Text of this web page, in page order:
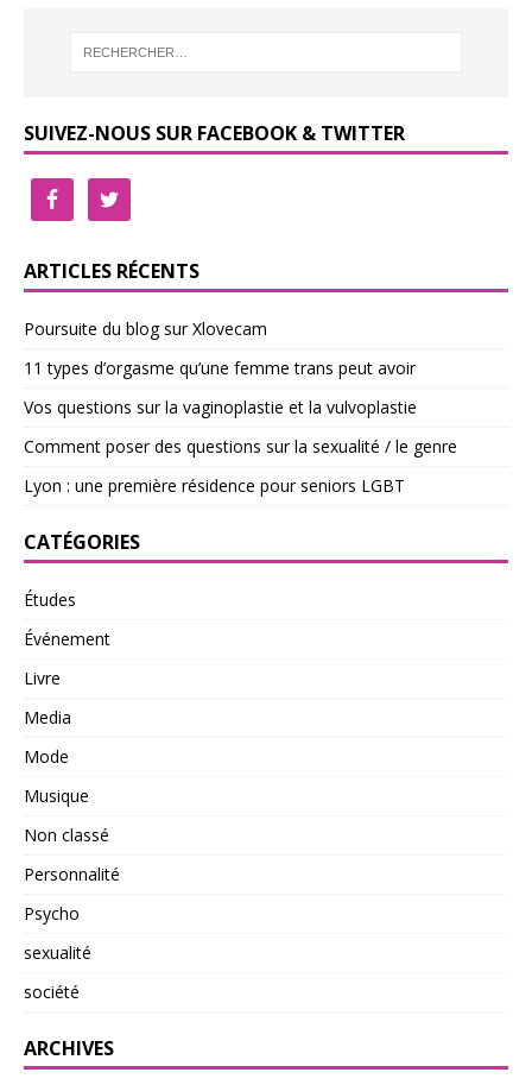
SUIVEZ-NOUS SUR FACEBOOK & TWITTER
ARTICLES RÉCENTS
Poursuite du blog sur Xlovecam
11 types d’orgasme qu’une femme trans peut avoir
Vos questions sur la vaginoplastie et la vulvoplastie
Comment poser des questions sur la sexualité / le genre
Lyon : une première résidence pour seniors LGBT
CATÉGORIES
Études
Événement
Livre
Media
Mode
Musique
Non classé
Personnalité
Psycho
sexualité
société
ARCHIVES